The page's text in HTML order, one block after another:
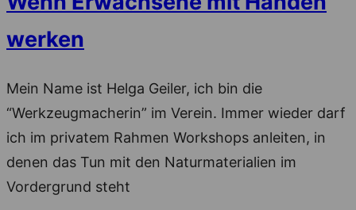
werken
Mein Name ist Helga Geiler, ich bin die
“Werkzeugmacherin” im Verein. Immer wieder darf
ich im privatem Rahmen Workshops anleiten, in
denen das Tun mit den Naturmaterialien im
Vordergrund steht